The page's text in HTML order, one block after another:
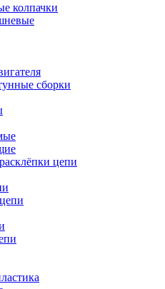
колпачки
сборки
цепи